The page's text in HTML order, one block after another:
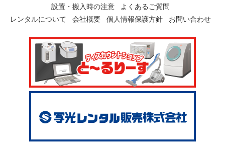
設置・搬入時の注意
よくあるご質問
レンタルについて
会社概要 個人情報保護方針 お問い合わせ